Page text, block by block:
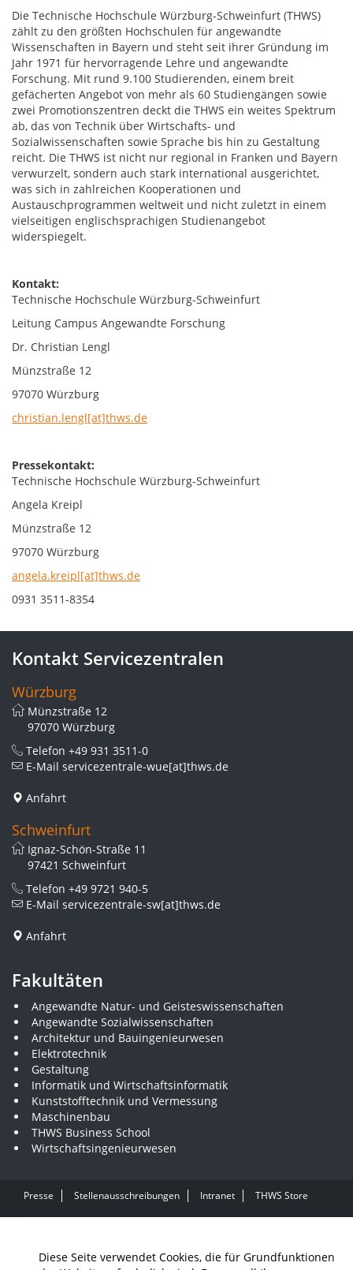
Diese Seite verwendet Cookies, die für Grundfunktionen
Die Technische Hochschule Würzburg-Schweinfurt (THWS)
zählt zu den größten Hochschulen für angewandte
Wissenschaften in Bayern und steht seit ihrer Gründung im
Jahr 1971 für hervorragende Lehre und angewandte
Forschung. Mit rund 9.100 Studierenden, einem breit
gefächerten Angebot von mehr als 60 Studiengängen sowie
zwei Promotionszentren deckt die THWS ein weites Spektrum
ab, das von Technik über Wirtschafts- und
Sozialwissenschaften sowie Sprache bis hin zu Gestaltung
reicht. Die THWS ist nicht nur regional in Franken und Bayern
verwurzelt, sondern auch stark international ausgerichtet,
was sich in zahlreichen Kooperationen und
Austauschprogrammen weltweit und nicht zuletzt in einem
vielseitigen englischsprachigen Studienangebot
widerspiegelt.
Kontakt:
Technische Hochschule Würzburg-Schweinfurt
Leitung Campus Angewandte Forschung
Dr. Christian Lengl
Münzstraße 12
97070 Würzburg
christian.lengl[at]thws.de
Pressekontakt:
Technische Hochschule Würzburg-Schweinfurt
Angela Kreipl
Münzstraße 12
97070 Würzburg
angela.kreipl[at]thws.de
0931 3511-8354
Kontakt Servicezentralen
Würzburg
Münzstraße 12
97070 Würzburg
Telefon +49 931 3511-0
E-Mail servicezentrale-wue[at]thws.de
Anfahrt
Schweinfurt
Ignaz-Schön-Straße 11
97421 Schweinfurt
Telefon +49 9721 940-5
E-Mail servicezentrale-sw[at]thws.de
Anfahrt
Fakultäten
Angewandte Natur- und Geisteswissenschaften
Angewandte Sozialwissenschaften
Architektur und Bauingenieurwesen
Elektrotechnik
Gestaltung
Informatik und Wirtschaftsinformatik
Kunststofftechnik und Vermessung
Maschinenbau
THWS Business School
Wirtschaftsingenieurwesen
Presse Stellenausschreibungen Intranet THWS Store
Impressum Barrierefreiheit Datenschutz